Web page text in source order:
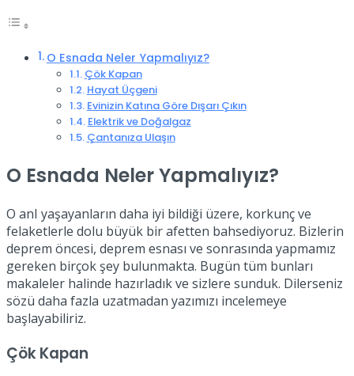
O Esnada Neler Yapmalıyız?
Çök Kapan
Hayat Üçgeni
Evinizin Katına Göre Dışarı Çıkın
Elektrik ve Doğalgaz
Çantanıza Ulaşın
O Esnada Neler Yapmalıyız?
O anI yaşayanların daha iyi bildiği üzere, korkunç ve
felaketlerle dolu büyük bir afetten bahsediyoruz. Bizlerin
deprem öncesi, deprem esnası ve sonrasında yapmamız
gereken birçok şey bulunmakta. Bugün tüm bunları
makaleler halinde hazırladık ve sizlere sunduk. Dilerseniz
sözü daha fazla uzatmadan yazımızı incelemeye
başlayabiliriz.
Çök Kapan